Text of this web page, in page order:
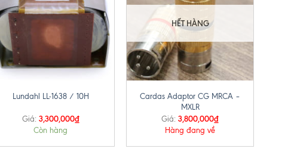
+
Lundahl LL-1638 / 10H
Giá: 3,300,000₫
Còn hàng
HẾT HÀNG
Cardas Adaptor CG MRCA –
MXLR
Giá: 3,800,000₫
Hàng đang về